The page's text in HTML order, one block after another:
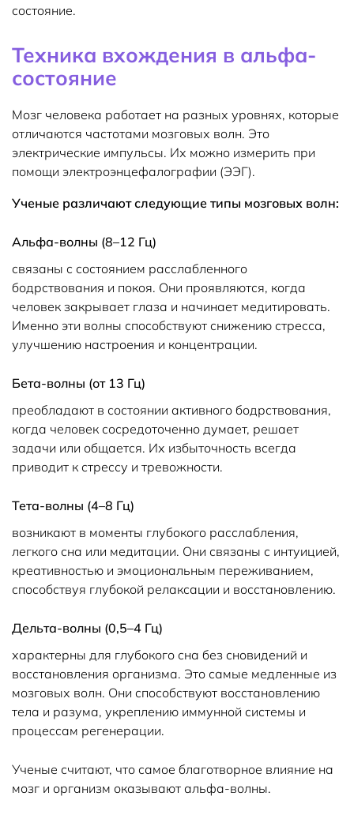
состояние.
Техника вхождения в альфа-
состояние
Мозг человека работает на разных уровнях, которые
отличаются частотами мозговых волн. Это
электрические импульсы. Их можно измерить при
помощи электроэнцефалографии (ЭЭГ).
Ученые различают следующие типы мозговых волн:
Альфа-волны (8–12 Гц)
связаны с состоянием расслабленного
бодрствования и покоя. Они проявляются, когда
человек закрывает глаза и начинает медитировать.
Именно эти волны способствуют снижению стресса,
улучшению настроения и концентрации.
Бета-волны (от 13 Гц)
преобладают в состоянии активного бодрствования,
когда человек сосредоточенно думает, решает
задачи или общается. Их избыточность всегда
приводит к стрессу и тревожности.
Тета-волны (4–8 Гц)
возникают в моменты глубокого расслабления,
легкого сна или медитации. Они связаны с интуицией,
креативностью и эмоциональным переживанием,
способствуя глубокой релаксации и восстановлению.
Дельта-волны (0,5–4 Гц)
характерны для глубокого сна без сновидений и
восстановления организма. Это самые медленные из
мозговых волн. Они способствуют восстановлению
тела и разума, укреплению иммунной системы и
процессам регенерации.
Ученые считают, что самое благотворное влияние на
мозг и организм оказывают альфа-волны.